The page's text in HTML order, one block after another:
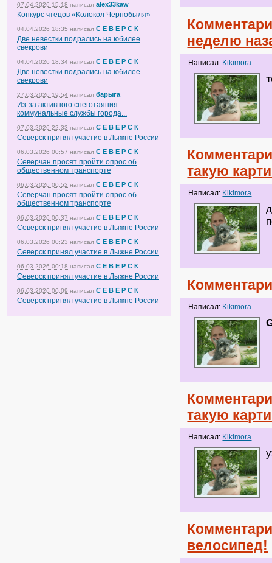
07.04.2026 15:18 написал alex33kaw
Конкурс чтецов «Колокол Чернобыля»
04.04.2026 18:35 написал С Е В Е Р С К
Две невестки подрались на юбилее
свекрови
04.04.2026 18:34 написал С Е В Е Р С К
Две невестки подрались на юбилее
свекрови
27.03.2026 19:54 написал барыга
Из-за активного снеготаяния
коммунальные службы города...
07.03.2026 22:33 написал С Е В Е Р С К
Северск принял участие в Лыжне России
06.03.2026 00:57 написал С Е В Е Р С К
Северчан просят пройти опрос об
общественном транспорте
06.03.2026 00:52 написал С Е В Е Р С К
Северчан просят пройти опрос об
общественном транспорте
06.03.2026 00:37 написал С Е В Е Р С К
Северск принял участие в Лыжне России
06.03.2026 00:23 написал С Е В Е Р С К
Северск принял участие в Лыжне России
06.03.2026 00:18 написал С Е В Е Р С К
Северск принял участие в Лыжне России
06.03.2026 00:09 написал С Е В Е Р С К
Северск принял участие в Лыжне России
неделю
Написал: Kikimora
такую
Написал: Kikimora
Написал: Kikimora
такую
Написал: Kikimora
велосипед!